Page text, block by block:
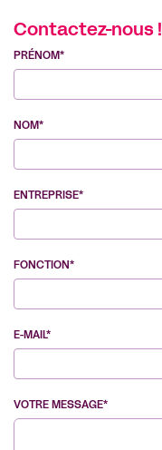
Contactez-nous !
PRÉNOM*
NOM*
ENTREPRISE*
FONCTION*
E-MAIL*
VOTRE MESSAGE*